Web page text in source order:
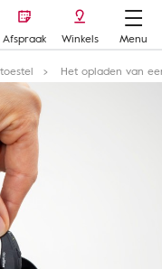
Afspraak Winkels
Menu
Het opladen van